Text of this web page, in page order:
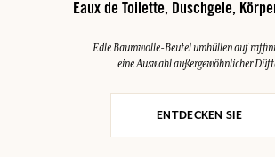
Eaux de Toilette, Duschgele,
Edle Baumwolle-Beutel umhüllen auf
eine Auswahl außergewöhnlicher
ENTDECKEN SIE